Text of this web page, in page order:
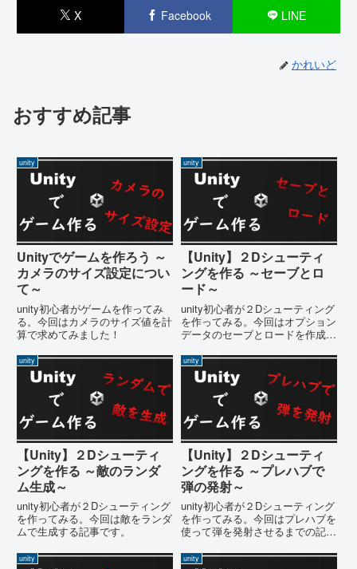
X Facebook LINE
かれいど
おすすめ記事
unity
Unityでゲームを作ろう ～
カメラのサイズ設定につい
て～
unity初心者がゲームを作ってみ
る。今回はカメラのサイズ値を計
算で求めてみました！
unity
【Unity】２Dシューティ
ングを作る ～セーブとロ
ード～
unity初心者が２Dシューティング
を作ってみる。今回はオプション
データのセーブとロードを作成す
unity
【Unity】２Dシューティ
ングを作る ～敵のランダ
ム生成～
unity初心者が２Dシューティング
を作ってみる。今回は敵をランダ
ムで生成する記事です。
unity
【Unity】２Dシューティ
ングを作る ～プレハブで
弾の発射～
unity初心者が２Dシューティング
を作ってみる。今回はプレハブを
使って弾を発射させるまでの記事
unity unity